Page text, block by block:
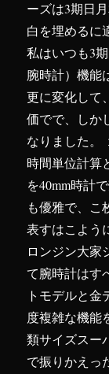
ーズは3期日
白を埋めるに
私はいつも3
腕時計）機能
更に変化して
価でで、しか
なりました。
時間単位計算
を40mm時計
も優雅で、こ
表すはこよう
ロンジン大家
て腕時計はす
トモデルと
度複雑な機能
類サイズスー
で振りかえっ